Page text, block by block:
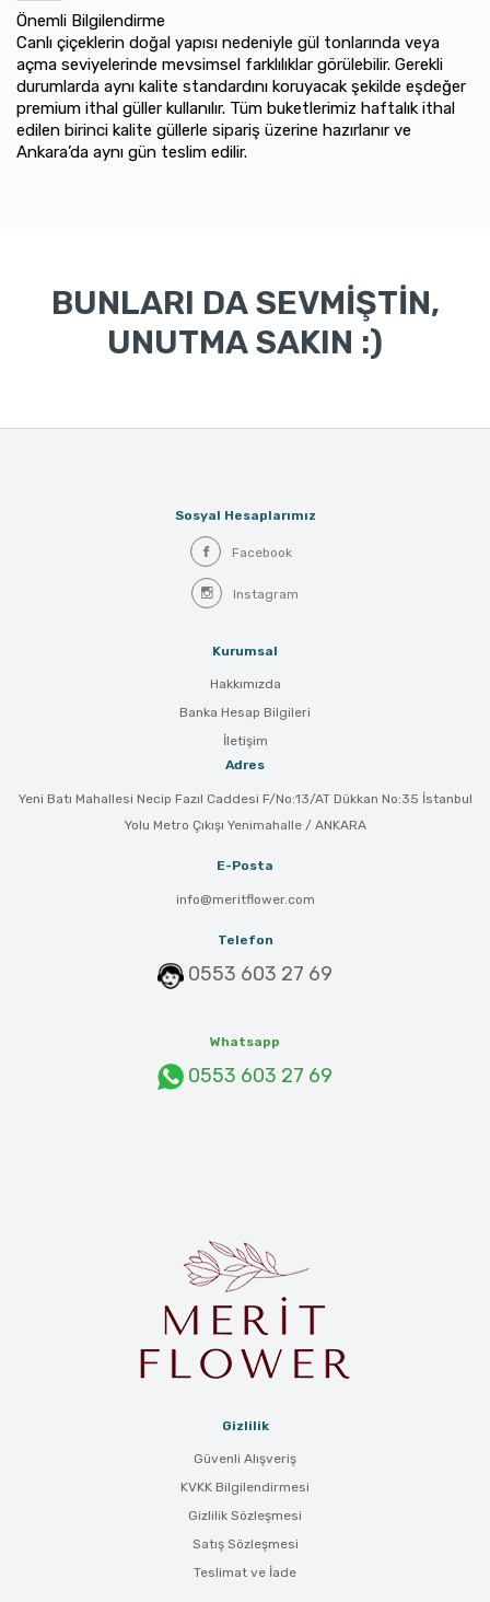
Önemli Bilgilendirme
Canlı çiçeklerin doğal yapısı nedeniyle gül tonlarında veya
açma seviyelerinde mevsimsel farklılıklar görülebilir. Gerekli
durumlarda aynı kalite standardını koruyacak şekilde eşdeğer
premium ithal güller kullanılır. Tüm buketlerimiz haftalık ithal
edilen birinci kalite güllerle sipariş üzerine hazırlanır ve
Ankara’da aynı gün teslim edilir.
BUNLARI DA SEVMİŞTİN,
UNUTMA SAKIN :)
Sosyal Hesaplarımız
Facebook
Instagram
Kurumsal
Hakkımızda
Banka Hesap Bilgileri
İletişim
Adres
Yeni Batı Mahallesi Necip Fazıl Caddesi F/No:13/AT Dükkan No:35 İstanbul
Yolu Metro Çıkışı Yenimahalle / ANKARA
E-Posta
info@meritflower.com
Telefon
0553 603 27 69
Whatsapp
0553 603 27 69
Gizlilik
Güvenli Alışveriş
KVKK Bilgilendirmesi
Gizlilik Sözleşmesi
Satış Sözleşmesi
Teslimat ve İade